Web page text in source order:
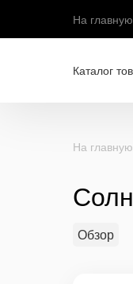
На главную
Каталог
На главную
Обзор